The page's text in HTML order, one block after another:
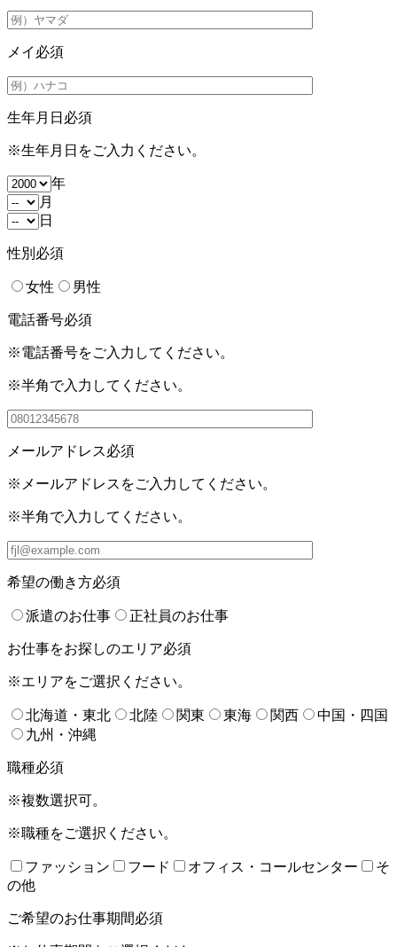
メイ 必須
生年月日 必須
※生年月日をご入力ください。
年
月
日
性別 必須
女性 男性
電話番号必須
※電話番号をご入力してください。
※半角で入力してください。
メールアドレス必須
※メールアドレスをご入力してください。
※半角で入力してください。
希望の働き方必須
派遣のお仕事 正社員のお仕事
お仕事をお探しのエリア必須
※エリアをご選択ください。
北海道・東北 北陸 関東 東海 関西
中国・四国
九州・沖縄
職種必須
※複数選択可。
※職種をご選択ください。
ファッション フード オフィス・コールセンター
そ
の他
ご希望のお仕事期間必須